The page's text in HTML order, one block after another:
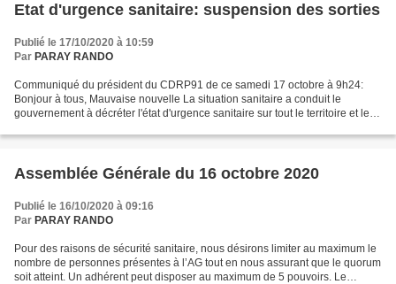
Etat d'urgence sanitaire: suspension des sorties
Publié le 17/10/2020 à 10:59
Par PARAY RANDO
Communiqué du président du CDRP91 de ce samedi 17 octobre à 9h24:
Bonjour à tous, Mauvaise nouvelle La situation sanitaire a conduit le
gouvernement à décréter l'état d'urgence sanitaire sur tout le territoire et le
public.fr/particuliers/actualites/A14375...
Assemblée Générale du 16 octobre 2020
Publié le 16/10/2020 à 09:16
Par PARAY RANDO
Pour des raisons de sécurité sanitaire, nous désirons limiter au maximum le
nombre de personnes présentes à l’AG tout en nous assurant que le quorum
soit atteint. Un adhérent peut disposer au maximum de 5 pouvoirs. Le